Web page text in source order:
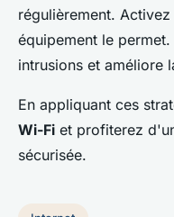
régulièrement.
équipement le
intrusions et améliore
En appliquant ces
Wi-Fi et profiterez
sécurisée.